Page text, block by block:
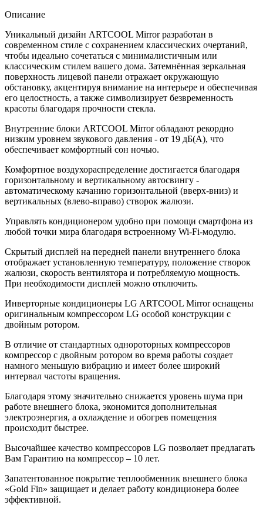
Описание
Уникальный дизайн ARTCOOL Mirror разработан в
современном стиле с сохранением классических очертаний,
чтобы идеально сочетаться с минималистичным или
классическим стилем вашего дома. Затемнённая зеркальная
поверхность лицевой панели отражает окружающую
обстановку, акцентируя внимание на интерьере и обеспечивая
его целостность, а также символизирует безвременность
красоты благодаря прочности стекла.
Внутренние блоки ARTCOOL Mirror обладают рекордно
низким уровнем звукового давления - от 19 дБ(А), что
обеспечивает комфортный сон ночью.
Комфортное воздухораспределение достигается благодаря
горизонтальному и вертикальному автосвингу -
автоматическому качанию горизонтальной (вверх-вниз) и
вертикальных (влево-вправо) створок жалюзи.
Управлять кондиционером удобно при помощи смартфона из
любой точки мира благодаря встроенному Wi-Fi-модулю.
Скрытый дисплей на передней панели внутреннего блока
отображает установленную температуру, положение створок
жалюзи, скорость вентилятора и потребляемую мощность.
При необходимости дисплей можно отключить.
Инверторные кондиционеры LG ARTCOOL Mirror оснащены
оригинальным компрессором LG особой конструкции с
двойным ротором.
В отличие от стандартных однороторных компрессоров
компрессор с двойным ротором во время работы создает
намного меньшую вибрацию и имеет более широкий
интервал частоты вращения.
Благодаря этому значительно снижается уровень шума при
работе внешнего блока, экономится дополнительная
электроэнергия, а охлаждение и обогрев помещения
происходит быстрее.
Высочайшее качество компрессоров LG позволяет предлагать
Вам Гарантию на компрессор – 10 лет.
Запатентованное покрытие теплообменник внешнего блока
«Gold Fin» защищает и делает работу кондиционера более
эффективной.